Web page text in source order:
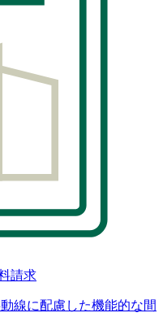
請求
線に配慮した機能的な間